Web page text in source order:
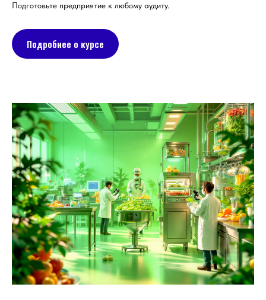
Подготовьте предприятие к любому аудиту.
Подробнее о курсе